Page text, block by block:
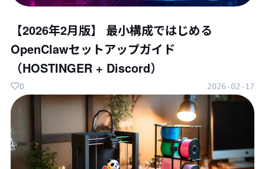
【2026年2月版】 最小構成ではじめる
OpenClawセットアップガイド
（HOSTINGER + Discord）
2026-02-17
0